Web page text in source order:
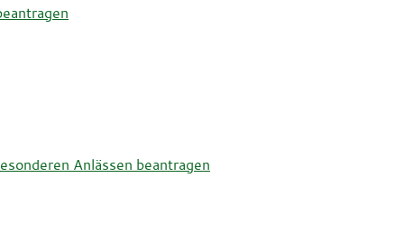
Anlässen beantragen